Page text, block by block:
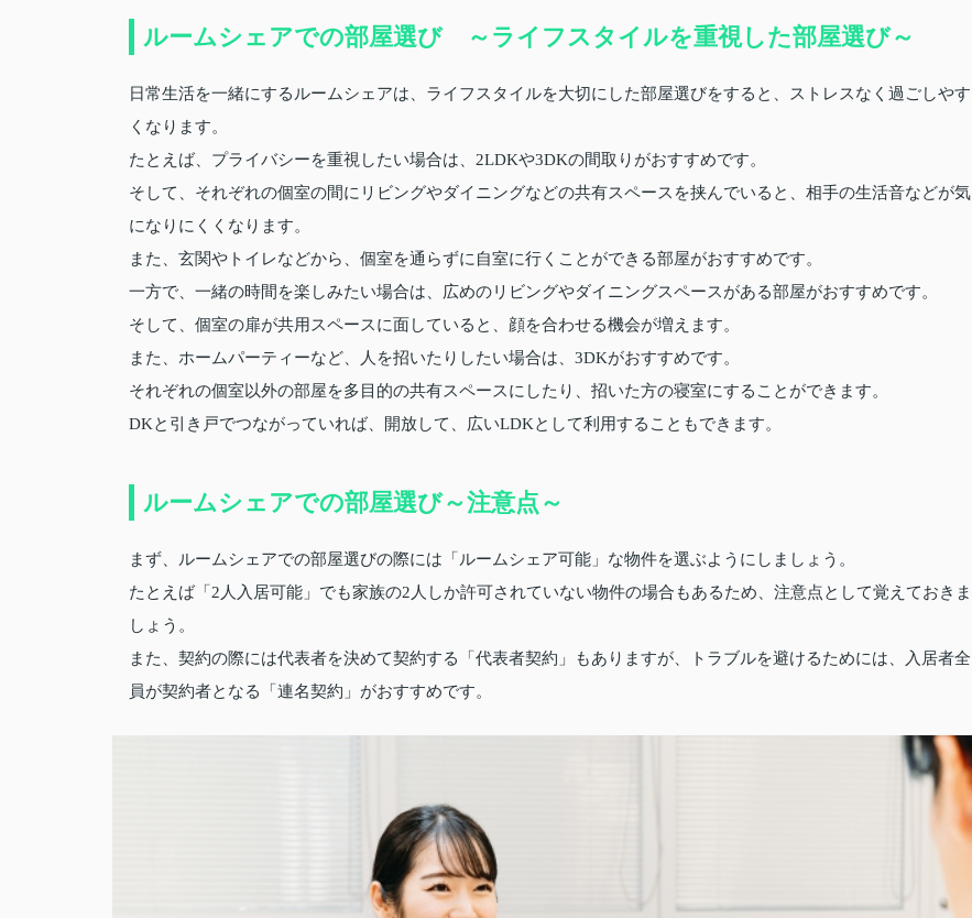
ルームシェアでの部屋選び ～ライフスタイルを重視した部屋選び～
日常生活を一緒にするルームシェアは、ライフスタイルを大切にした部屋選びをすると、ストレスなく過ごしやす
くなります。
たとえば、プライバシーを重視したい場合は、2LDKや3DKの間取りがおすすめです。
そして、それぞれの個室の間にリビングやダイニングなどの共有スペースを挟んでいると、相手の生活音などが気
になりにくくなります。
また、玄関やトイレなどから、個室を通らずに自室に行くことができる部屋がおすすめです。
一方で、一緒の時間を楽しみたい場合は、広めのリビングやダイニングスペースがある部屋がおすすめです。
そして、個室の扉が共用スペースに面していると、顔を合わせる機会が増えます。
また、ホームパーティーなど、人を招いたりしたい場合は、3DKがおすすめです。
それぞれの個室以外の部屋を多目的の共有スペースにしたり、招いた方の寝室にすることができます。
DKと引き戸でつながっていれば、開放して、広いLDKとして利用することもできます。
ルームシェアでの部屋選び～注意点～
まず、ルームシェアでの部屋選びの際には「ルームシェア可能」な物件を選ぶようにしましょう。
たとえば「2人入居可能」でも家族の2人しか許可されていない物件の場合もあるため、注意点として覚えておきま
しょう。
また、契約の際には代表者を決めて契約する「代表者契約」もありますが、トラブルを避けるためには、入居者全
員が契約者となる「連名契約」がおすすめです。